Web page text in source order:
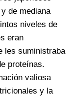
de mediana
niveles de
eran
les suministraba
proteínas.
valiosa
y la